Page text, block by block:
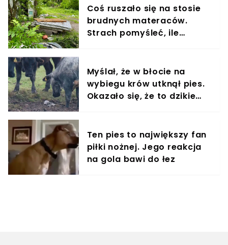
Coś ruszało się na stosie
brudnych materaców.
Strach pomyśleć, ile
Myślał, że w błocie na
wybiegu krów utknął pies.
Okazało się, że to dzikie
Ten pies to największy fan
piłki nożnej. Jego reakcja
na gola bawi do łez